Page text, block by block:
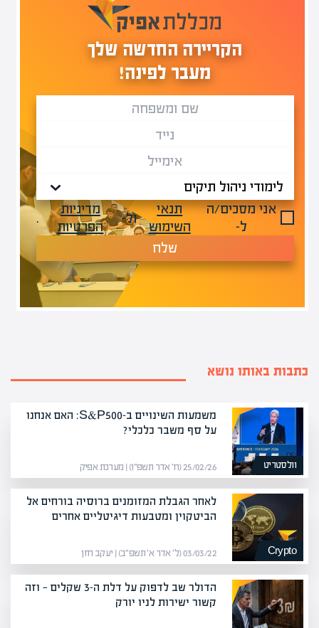
הקריירה החדשה שלך
מעבר לפינה!
אני מסכים/ה
ל-
תנאי
השימוש
ול-
מדיניות
הפרטיות
.
שלח
כתבות באותו נושא
וולסטריט
משמעות השינויים ב-S&P500: האם אנחנו
על סף משבר כלכלי?
25/02/26 (ח׳ אדר תשפ״ו) | מערכת אפיק
Crypto
לאחר הגבלת המזומנים ברוסיה בורחים אל
הביטקוין ומטבעות דיגיטליים אחרים
03/03/22 (ל׳ אדר א׳ תשפ״ב) | יעקב חזן
הדולר שב לדפוק על דלת ה-3 שקלים — וזה
קשור ישירות לניו יורק